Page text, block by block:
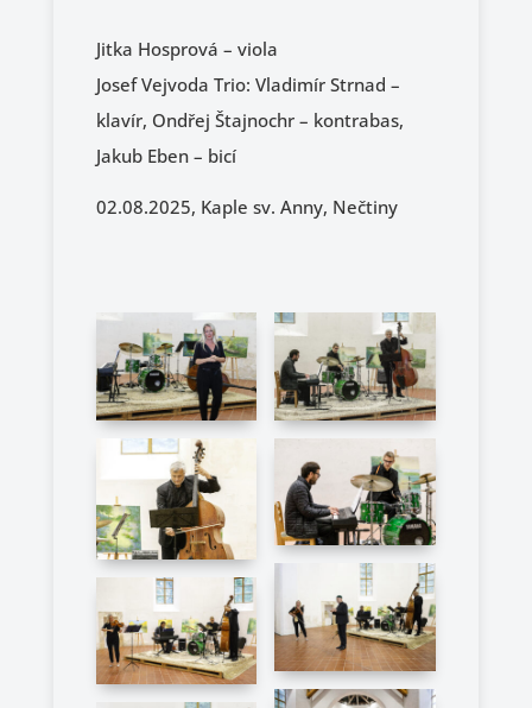
Jitka Hosprová – viola
Josef Vejvoda Trio: Vladimír Strnad –
klavír, Ondřej Štajnochr – kontrabas,
Jakub Eben – bicí
02.08.2025, Kaple sv. Anny, Nečtiny